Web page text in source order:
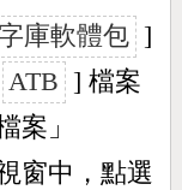
庫軟體包 ]
ATB ] 檔案
案」
窗中，點選